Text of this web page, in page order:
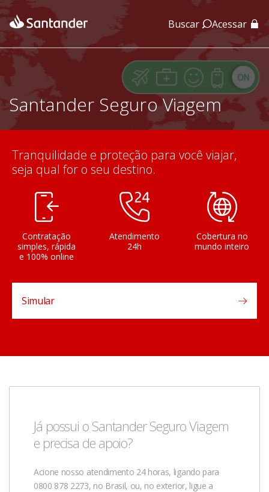
App Santander
App Santander Empresas
Buscar Acessar
Santander Seguro Viagem
Tranquilidade e proteção para você viajar,
seja qual for o seu destino.
Contratação
simples, rápida
e 100% online
Atendimento
24h
Cobertura no
mundo inteiro
Simular
Já possui o Santander Seguro Viagem
e precisa de apoio?
Acione nosso atendimento 24 horas, ligando para
0800 878 2273, no Brasil, ou, no exterior, ligue a